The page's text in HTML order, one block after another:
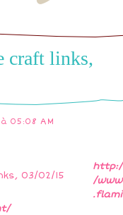
craft links,
05:08 AM
http:/
/www
.flami